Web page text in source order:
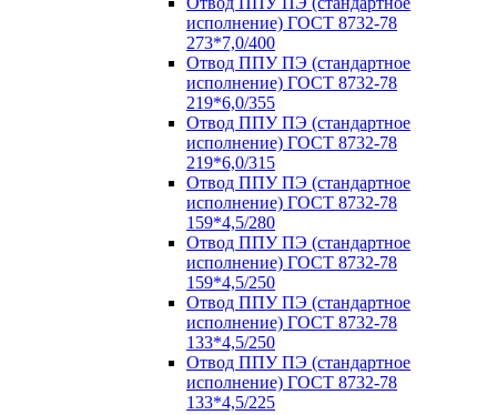
исполнение) ГОСТ 8732-78
273*7,0/400
Отвод ППУ ПЭ (стандартное
исполнение) ГОСТ 8732-78
219*6,0/355
Отвод ППУ ПЭ (стандартное
исполнение) ГОСТ 8732-78
219*6,0/315
Отвод ППУ ПЭ (стандартное
исполнение) ГОСТ 8732-78
159*4,5/280
Отвод ППУ ПЭ (стандартное
исполнение) ГОСТ 8732-78
159*4,5/250
Отвод ППУ ПЭ (стандартное
исполнение) ГОСТ 8732-78
133*4,5/250
Отвод ППУ ПЭ (стандартное
исполнение) ГОСТ 8732-78
133*4,5/225